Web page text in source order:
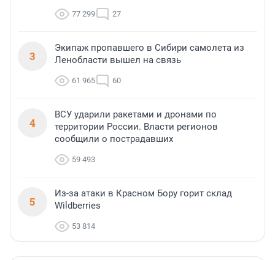
77 299 27
3
Экипаж пропавшего в Сибири самолета из
Ленобласти вышел на связь
61 965 60
4
ВСУ ударили ракетами и дронами по
территории России. Власти регионов
сообщили о пострадавших
59 493
5
Из-за атаки в Красном Бору горит склад
Wildberries
53 814